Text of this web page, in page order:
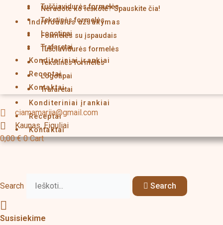
Tuščiavidurės formelės
Tekstinės formelės
Logotipai
Trafaretai
Konditeriniai įrankiai
Receptai
Kontaktai
ciamamarija@gmail.com
Kaunas, Eiguliai
0,00€ 0 Cart
Search Search
Susisiekime
Neradote ko ieškote? Spauskite čia!
Individualus užsakymas
Formelės su įspaudais
Tuščiavidurės formelės
Tekstinės formelės
Logotipai
Trafaretai
Konditeriniai įrankiai
Receptai
Kontaktai